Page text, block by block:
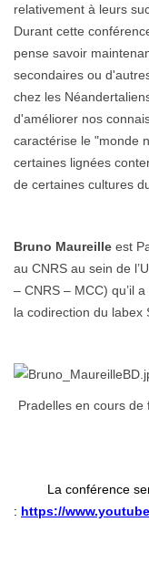
relativement à leurs
Durant cette
pense savoir
secondaires ou
chez les
d'améliorer nos
caractérise le "monde
certaines lignées
de certaines cultures
Bruno Maureille est
au CNRS au sein de
– CNRS – MCC) qu’il
la codirection du labex
Pradelles en cours de
La conférence
: https://